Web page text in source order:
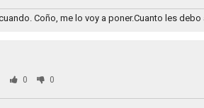
Coño, me lo voy a poner.Cuanto les
0 0